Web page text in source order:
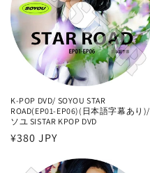
K-POP DVD/ SOYOU STAR
ROAD(EP01-EP06)(日本語字幕あり)/
ソユ SISTAR KPOP DVD
通
¥380 JPY